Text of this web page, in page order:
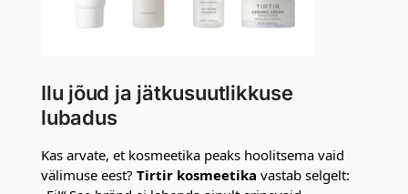
Ilu jõud ja jätkusuutlikkuse
lubadus
Kas arvate, et kosmeetika peaks hoolitsema vaid
välimuse eest? Tirtir kosmeetika vastab selgelt: